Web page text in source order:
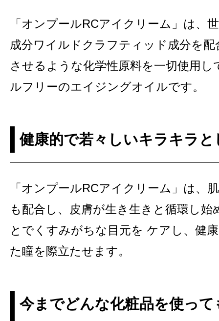
「オンプールRCアイクリーム」は、
成分ワイルドクラフティッド成分を
させるような化学性原料を一切使用
ルフリーのエイジングオイルです。
健康的で若々しいキラキラと
「オンプールRCアイクリーム」は、
も配合し、皮膚が生き生きと循環し
とでくすみがちな目元を ケアし、健
た瞳を際立たせます。
今までどんな化粧品を使っ